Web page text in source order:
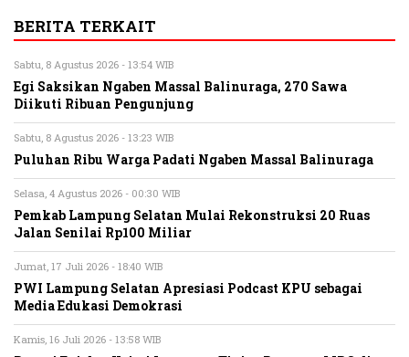
BERITA TERKAIT
Sabtu, 8 Agustus 2026 - 13:54 WIB
Egi Saksikan Ngaben Massal Balinuraga, 270 Sawa
Diikuti Ribuan Pengunjung
Sabtu, 8 Agustus 2026 - 13:23 WIB
Puluhan Ribu Warga Padati Ngaben Massal Balinuraga
Selasa, 4 Agustus 2026 - 00:30 WIB
Pemkab Lampung Selatan Mulai Rekonstruksi 20 Ruas
Jalan Senilai Rp100 Miliar
Jumat, 17 Juli 2026 - 18:40 WIB
PWI Lampung Selatan Apresiasi Podcast KPU sebagai
Media Edukasi Demokrasi
Kamis, 16 Juli 2026 - 13:58 WIB